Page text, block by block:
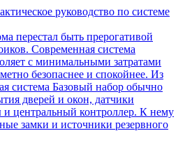
руководство по системе
перестал быть прерогативой
Современная система
с минимальными затратами
безопаснее и спокойнее. Из
система Базовый набор обычно
дверей и окон, датчики
центральный контроллер. К нему
замки и источники резервного